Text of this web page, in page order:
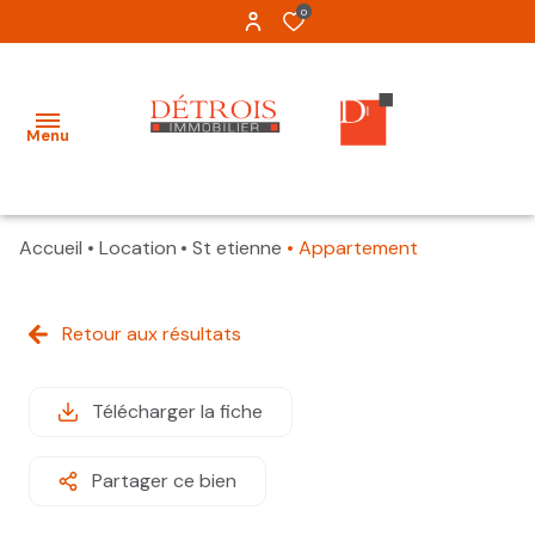
0
Menu
Louer
Tous
Appartements
Garages
Tous
Appartements
Terrains
Estimation
Gestion
Accueil Location St etienne Appartement
Retour aux résultats
Télécharger la fiche
Partager ce bien